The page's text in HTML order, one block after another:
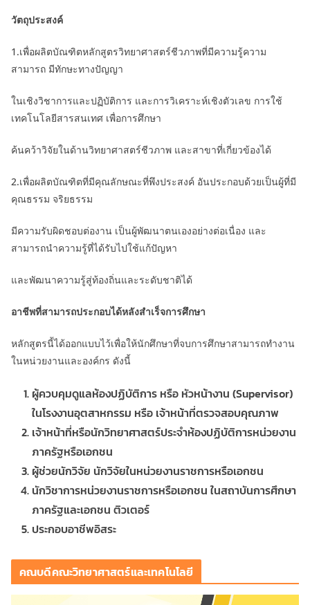
วัตถุประสงค์
1.เพื่อผลิตบัณฑิตหลักสูตรวิทยาศาสตร์ชีวภาพที่มีความรู้ความ
สามารถ มีทักษะทางปัญญา
ในเชิงวิชาการและปฏิบัติการ และการวิเคราะห์เชิงตัวเลข การใช้
เทคโนโลยีสารสนเทศ เพื่อการศึกษา
ค้นคว้าวิจัยในด้านวิทยาศาสตร์ชีวภาพ และสาขาที่เกี่ยวข้องได้
2.เพื่อผลิตบัณฑิตที่มีคุณลักษณะที่พึงประสงค์ อันประกอบด้วยเป็นผู้ที่มี
คุณธรรม จริยธรรม
มีความรับผิดชอบต่องาน เป็นผู้พัฒนาตนเองอย่างต่อเนื่อง และ
สามารถนำความรู้ที่ได้รับไปใช้แก้ปัญหา
และพัฒนาความรู้สู่ท้องถิ่นและระดับชาติได้
อาชีพที่สามารถประกอบได้หลังสำเร็จการศึกษา
หลักสูตรนี้ได้ออกแบบไว้เพื่อให้นักศึกษาที่จบการศึกษาสามารถทำงาน
ในหน่วยงานและองค์กร ดังนี้
ผู้ควบคุมดูแลห้องปฏิบัติการ หรือ หัวหน้างาน (Supervisor)
ในโรงงานอุตสาหกรรม หรือ เจ้าหน้าที่ตรวจสอบคุณภาพ
เจ้าหน้าที่หรือนักวิทยาศาสตร์ประจำห้องปฏิบัติการหน่วยงาน
ภาครัฐหรือเอกชน
ผู้ช่วยนักวิจัย นักวิจัยในหน่วยงานราชการหรือเอกชน
นักวิชาการหน่วยงานราชการหรือเอกชน ในสถาบันการศึกษา
ภาครัฐและเอกชน ติวเตอร์
ประกอบอาชีพอิสระ
คณบดีคณะวิทยาศาสตร์และเทคโนโลยี